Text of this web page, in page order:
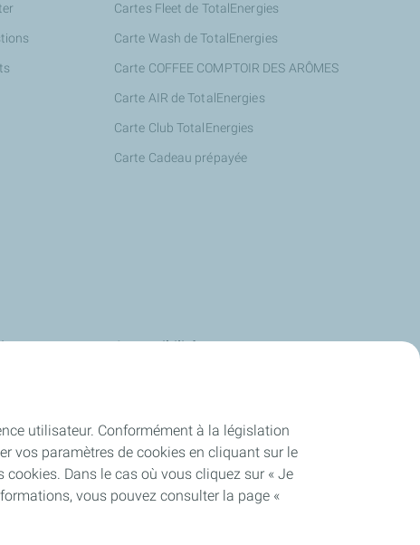
Cartes Fleet de TotalEnergies
Carte Wash de TotalEnergies
Carte COFFEE COMPTOIR DES ARÔMES
Carte AIR de TotalEnergies
Carte Club TotalEnergies
Carte Cadeau prépayée
service
Accessibilité
utilisateur. Conformément à la législation
vos paramètres de cookies en cliquant sur le
cookies. Dans le cas où vous cliquez sur « Je
vous pouvez consulter la page «